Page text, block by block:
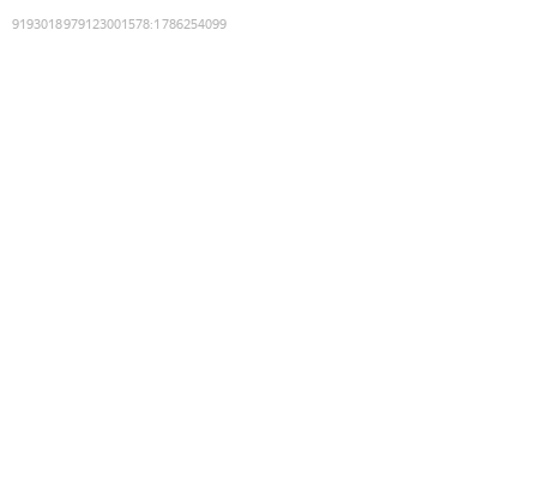
9193018979123001578:1786254099